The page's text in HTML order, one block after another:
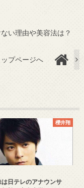
い理由や美容法は？
ップページへ
櫻井翔
日テレのアナウンサ